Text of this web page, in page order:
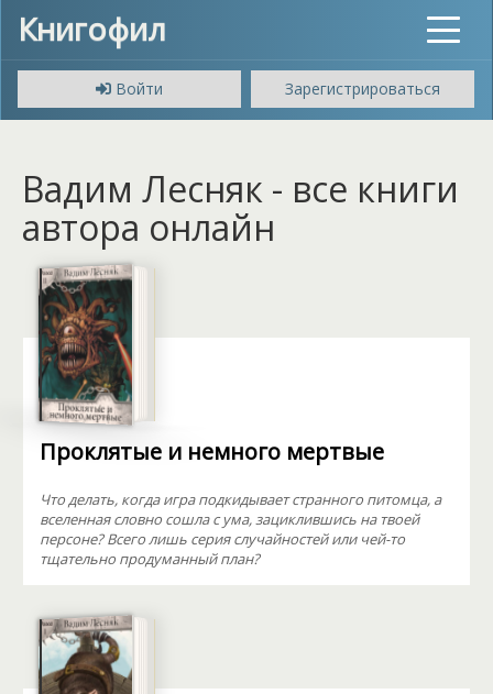
Книгофил
Toggle
Войти
Зарегистрироваться
Вадим Лесняк - все книги
автора онлайн
Проклятые и немного мертвые
Что делать, когда игра подкидывает странного питомца, а
вселенная словно сошла с ума, зациклившись на твоей
персоне? Всего лишь серия случайностей или чей-то
тщательно продуманный план?